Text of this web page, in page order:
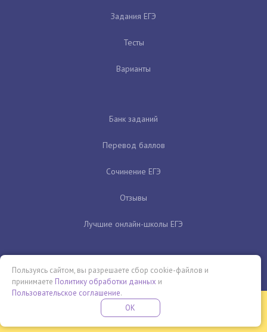
Задания ЕГЭ
Тесты
Варианты
Банк заданий
Перевод баллов
Сочинение ЕГЭ
Отзывы
Лучшие онлайн-школы ЕГЭ
Бесплатная летняя школа
ПРОВЕДИ ЭТО ЛЕТО С ПОЛЬЗОЙ
Пользуясь сайтом, вы разрешаете сбор cookie-файлов и
принимаете Политику обработки данных и
Пользовательское соглашение.
OK